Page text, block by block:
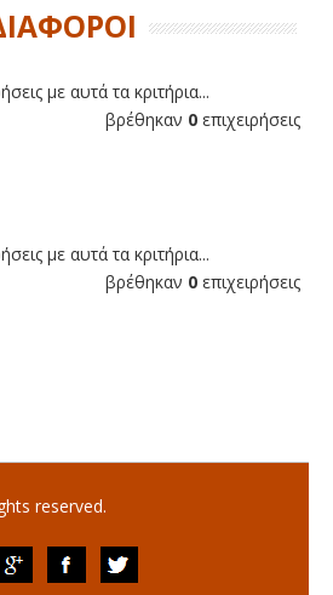
με αυτά τα κριτήρια...
βρέθηκαν 0 επιχειρήσεις
με αυτά τα κριτήρια...
βρέθηκαν 0 επιχειρήσεις
reserved.